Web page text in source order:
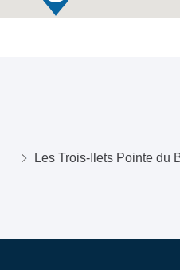
Les Trois-Ilets Pointe du